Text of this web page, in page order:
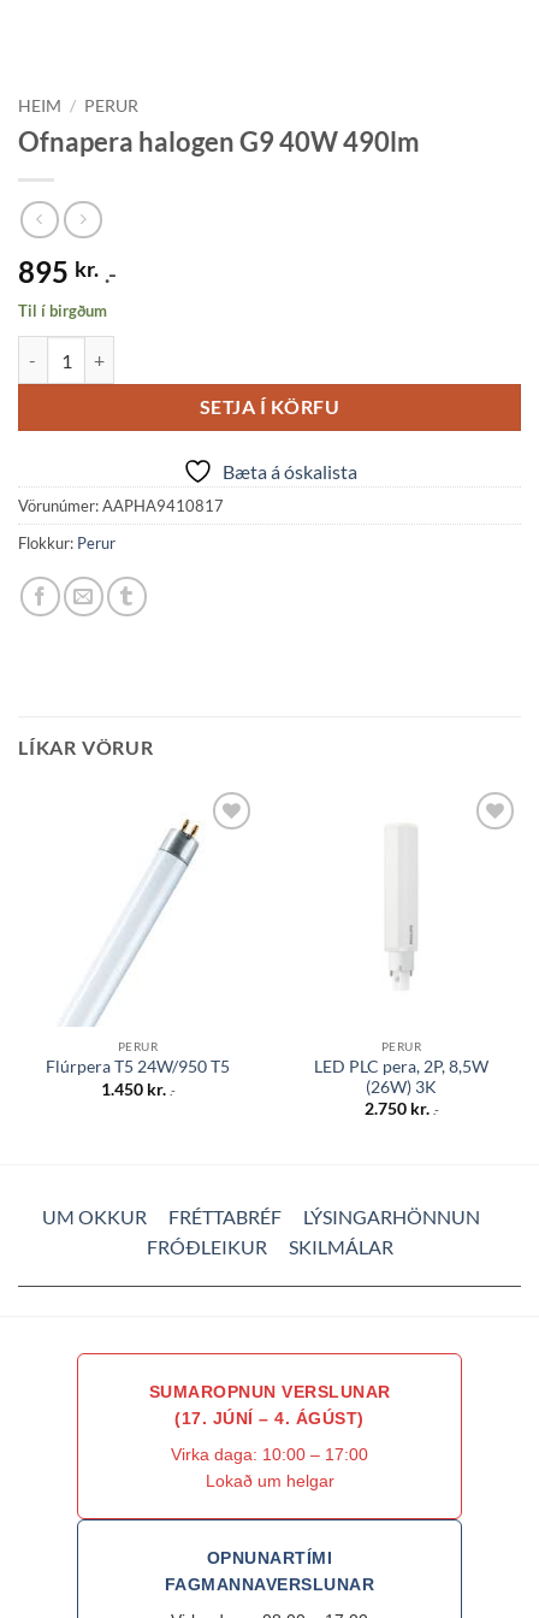
HEIM / PERUR
Ofnapera halogen G9 40W 490lm
895 kr. .-
Til í birgðum
SETJA Í KÖRFU
Bæta á óskalista
Vörunúmer:AAPHA9410817
Flokkur: Perur
LÍKAR VÖRUR
Bæta á
óskalista
PERUR
Flúrpera T5 24W/950 T5
1.450 kr. .-
PERUR
LED PLC pera, 2P, 8,5W
(26W) 3K
2.750 kr. .-
UM OKKUR FRÉTTABRÉF
LÝSINGARHÖNNUN
FRÓÐLEIKUR
SKILMÁLAR
SUMAROPNUN VERSLUNAR
(17. JÚNÍ – 4. ÁGÚST)
Virka daga: 10:00 – 17:00
Lokað um helgar
OPNUNARTÍMI
FAGMANNAVERSLUNAR